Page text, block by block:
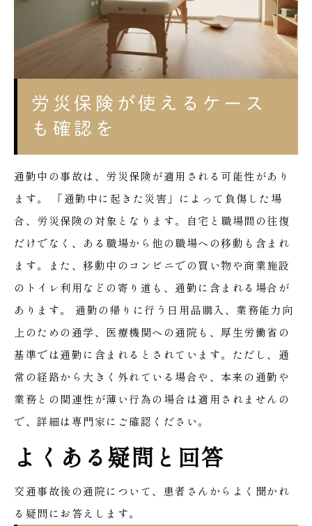
労災保険が使えるケース
も確認を
通勤中の事故は、労災保険が適用される可能性があり
ます。
「通勤中に起きた災害」によって負傷した場
合、労災保険の対象となります。自宅と職場間の往復
だけでなく、ある職場から他の職場への移動も含まれ
ます。また、移動中のコンビニでの買い物や商業施設
のトイレ利用などの寄り道も、通勤に含まれる場合が
あります。
通勤の帰りに行う日用品購入、業務能力向
上のための通学、医療機関への通院も、厚生労働省の
基準では通勤に含まれるとされています。ただし、通
常の経路から大きく外れている場合や、本来の通勤や
業務との関連性が薄い行為の場合は適用されませんの
で、詳細は専門家にご確認ください。
よくある疑問と回答
交通事故後の通院について、患者さんからよく聞かれ
る疑問にお答えします。